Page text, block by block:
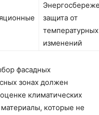
защита от
температурных
изменений
фасадных
зонах должен
климатических
которые не